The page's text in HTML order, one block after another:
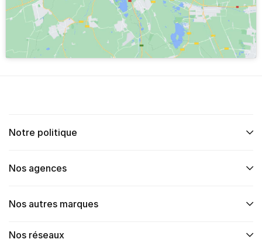
Notre politique
Nos agences
Nos autres marques
Nos réseaux